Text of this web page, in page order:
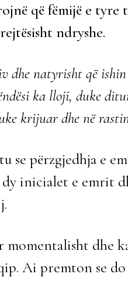
që fëmijë e
ndryshe.
dhe natyrisht që
ka lloji, duke
krijuar dhe në
se përzgjedhja e
dy inicialet e emrit
momentalisht dhe
Ai premton se